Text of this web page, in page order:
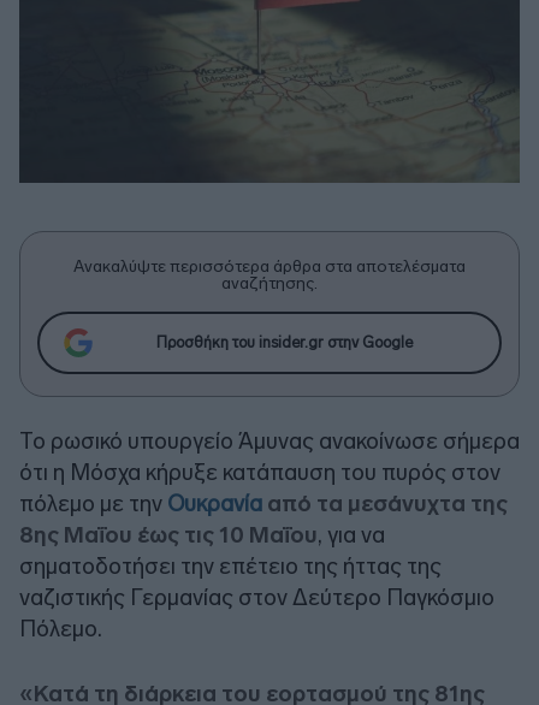
Ανακαλύψτε περισσότερα άρθρα στα αποτελέσματα
αναζήτησης.
Προσθήκη του insider.gr στην Google
Το ρωσικό υπουργείο Άμυνας ανακοίνωσε σήμερα
ότι η Μόσχα κήρυξε κατάπαυση του πυρός στον
πόλεμο με την Ουκρανία από τα μεσάνυχτα της
8ης Μαΐου έως τις 10 Μαΐου, για να
σηματοδοτήσει την επέτειο της ήττας της
ναζιστικής Γερμανίας στον Δεύτερο Παγκόσμιο
Πόλεμο.
«Κατά τη διάρκεια του εορτασμού της 81ης